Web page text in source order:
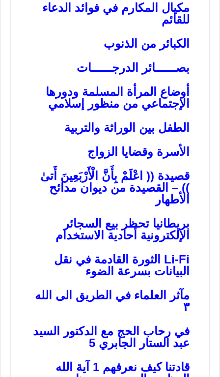
مكيال المكارم في فوائد الدعاء
للقائم
الكبائر من الذنوب
بصــــــائر الدرجــــــات
أوضاع المرأة المسلمة ودورها
الإجتماعي من منظور إسلامي
الطفل بين الوراثة والتربية
الأسرة وقضايا الزواج
قصيدة (( اعْلَمْ بِأَنَّ الْأَرْبَعِينَ أَتىٰ
)) – القصيدة من ديوان مدائح
الأطهار
بريطانيا تحظر بيع السجائر
الإلكترونية أحادية الاستخدام
Li-Fi الثورة القادمة في نقل
البيانات بسرعة الضوء
مآثر العلماء في الطريق الى الله
٣
في رحاب الحج مع الدكتور السيد
عبد الستار الجابري 5
قادتنا كيف نعرفهم 1 آية الله